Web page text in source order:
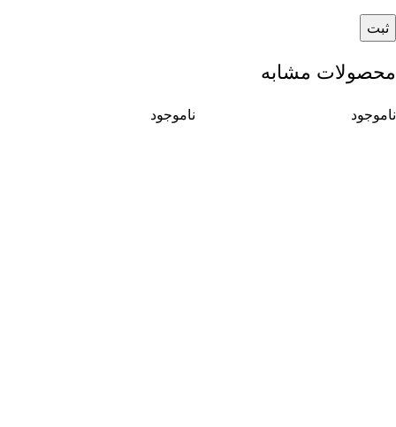
محصولات مشابه
ناموجود ناموجود